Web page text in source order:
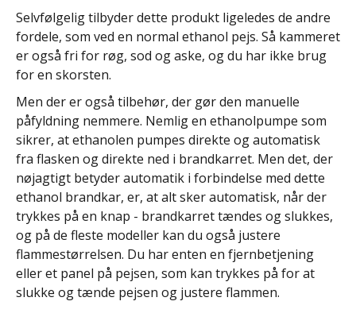
Selvfølgelig tilbyder dette produkt ligeledes de andre
fordele, som ved en normal ethanol pejs. Så kammeret
er også fri for røg, sod og aske, og du har ikke brug
for en skorsten.
Men der er også tilbehør, der gør den manuelle
påfyldning nemmere. Nemlig en ethanolpumpe som
sikrer, at ethanolen pumpes direkte og automatisk
fra flasken og direkte ned i brandkarret. Men det, der
nøjagtigt betyder automatik i forbindelse med dette
ethanol brandkar, er, at alt sker automatisk, når der
trykkes på en knap - brandkarret tændes og slukkes,
og på de fleste modeller kan du også justere
flammestørrelsen. Du har enten en fjernbetjening
eller et panel på pejsen, som kan trykkes på for at
slukke og tænde pejsen og justere flammen.